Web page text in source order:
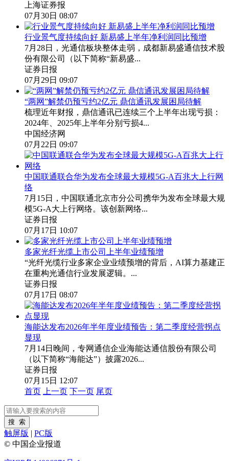
上海证券报
07月30日 08:07
行业景气度持续向好 新易盛上半年净利润同比预增
7月28日，光通信板块整体走弱，成都新易盛通信技术股
份有限公司（以下简称“新易盛...
证券日报
07月29日 09:07
“两网”解禁仍预亏约2亿元 鼎信通讯发展困局待解
梳理近年财报，鼎信通讯已连续三个上半年出现亏损：
2024年、2025年上半年分别亏损4...
中国经济网
07月22日 09:07
中国联通联合华为发布全球最大规模5G-A百兆大上行网
络
7月15日，中国联通北京市分公司携华为发布全球最大规
模5G-A大上行网络。该创新网络...
证券日报
07月17日 10:07
多家光纤光缆上市公司上半年业绩预增
“光纤光缆行业多家企业业绩预增的背后，AI算力基建正
在重构光通信行业发展逻辑。...
证券日报
07月17日 08:07
海能达发布2026年半年度业绩预告：第二季度经营拐点
显现
7月14日晚间，专网通信企业海能达通信股份有限公司
（以下简称“海能达”）披露2026...
证券日报
07月15日 12:07
首页
上一页 下一页 尾页
触屏版 | PC版
© 中国企业报道